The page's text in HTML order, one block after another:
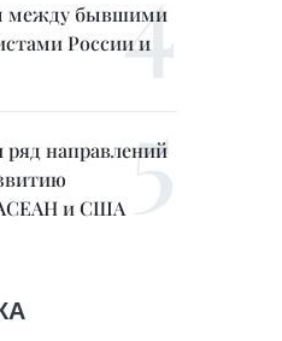
между бывшими
России и
направлений
и США